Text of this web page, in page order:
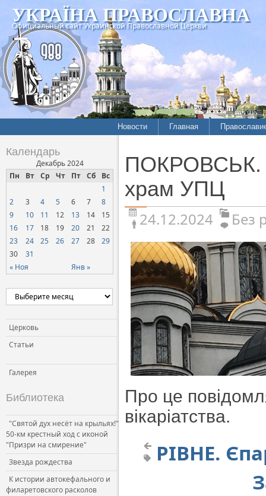
УКРАЇНА ПРАВОСЛАВНА
Официальный сайт Украинской Православной Церкви
Новости Главная
Календарь
Декабрь 2024
Пн
Вт Ср Чт Пт Сб Вс
« Ноя Янв »
1
2
3 4 5 6 7
8
9
10 11 12 13 14
15
16
17 18 19 20 21
22
23
24 25 26 27 28
29
30
31
Церковь
Статьи
Галерея
Библиотека
"Святой дух несёт на крыльях!"
50-км крестный ход с иконой
"Призри на смирение"
Звезда рождества
К истории автокефального и
филаретовского расколов
ПОКРОВСЬК.
храм УПЦ
24.12.2024 Без
Про це
вікаріатства.
РІВНЕ.